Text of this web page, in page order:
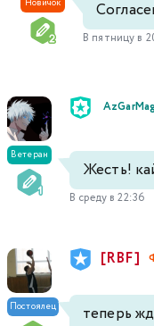
Новичок
В пятницу в
Ветеран
Жесть!
В среду в 22:36
Постоялец
[RBF]
теперь